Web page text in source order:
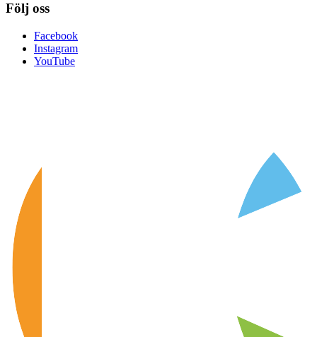
Följ oss
Facebook
Instagram
YouTube